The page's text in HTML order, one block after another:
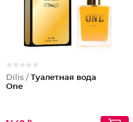
Dilis / Туалетная вода
One